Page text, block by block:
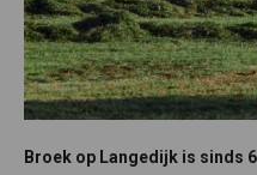
Broek op Langedijk is sinds